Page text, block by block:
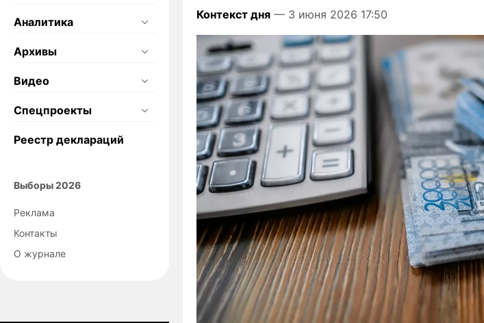
Аналитика
Архивы
Видео
Спецпроекты
Реестр деклараций
Выборы 2026
Реклама
Контакты
О журнале
Контекст дня — 3 июня 2026 17:50